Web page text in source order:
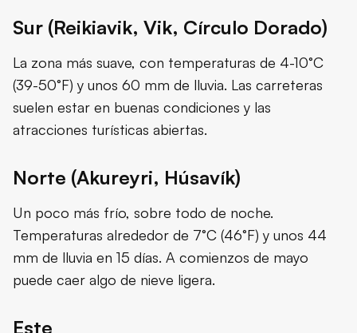
Sur (Reikiavik, Vik, Círculo Dorado)
La zona más suave, con temperaturas de 4-10°C
(39-50°F) y unos 60 mm de lluvia. Las carreteras
suelen estar en buenas condiciones y las
atracciones turísticas abiertas.
Norte (Akureyri, Húsavík)
Un poco más frío, sobre todo de noche.
Temperaturas alrededor de 7°C (46°F) y unos 44
mm de lluvia en 15 días. A comienzos de mayo
puede caer algo de nieve ligera.
Este